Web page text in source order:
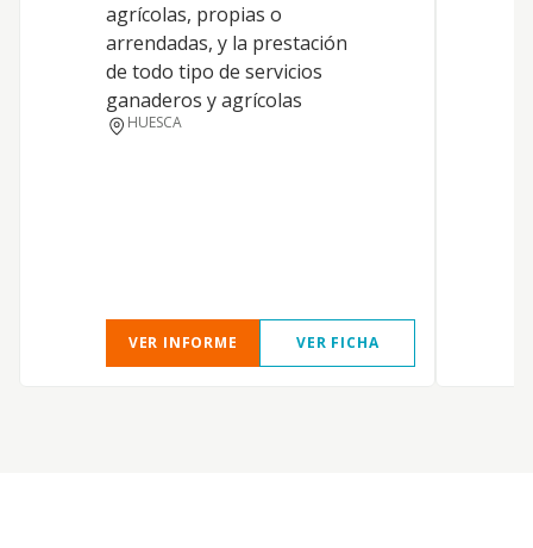
agrícolas, propias o
arrendadas, y la prestación
de todo tipo de servicios
ganaderos y agrícolas
HUESCA
VER INFORME VER FICHA